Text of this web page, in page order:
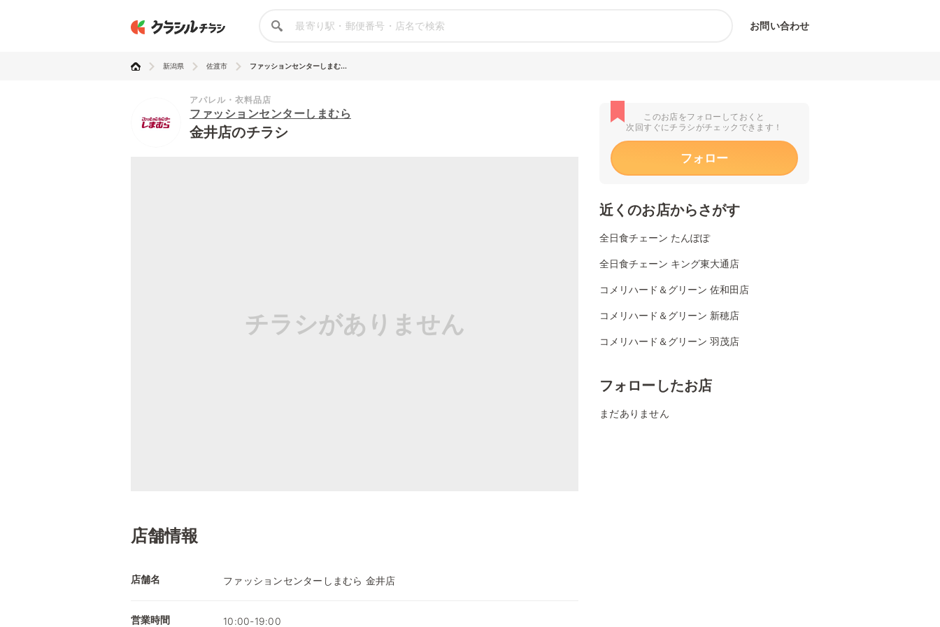
お問い合わせ
新潟県 佐渡市 ファッションセンターしまむ...
アパレル・衣料品店
ファッションセンターしまむら
金井店のチラシ
チラシがありません
店舗情報
店舗名 ファッションセンターしまむら 金井店
営業時間 10:00-19:00
このお店をフォローしておくと
次回すぐにチラシがチェックできます！
フォロー
近くのお店からさがす
全日食チェーン たんぽぽ
全日食チェーン キング東大通店
コメリハード＆グリーン 佐和田店
コメリハード＆グリーン 新穂店
コメリハード＆グリーン 羽茂店
フォローしたお店
まだありません